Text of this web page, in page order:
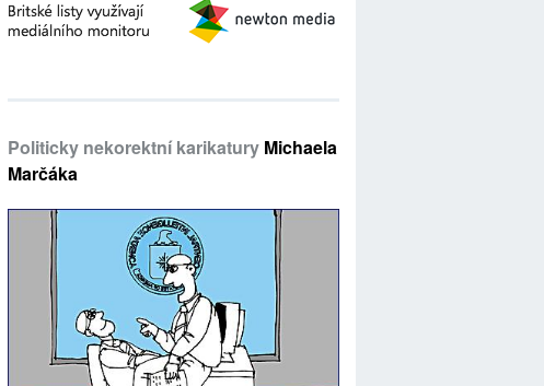
Politicky nekorektní karikatury Michaela
Marčáka